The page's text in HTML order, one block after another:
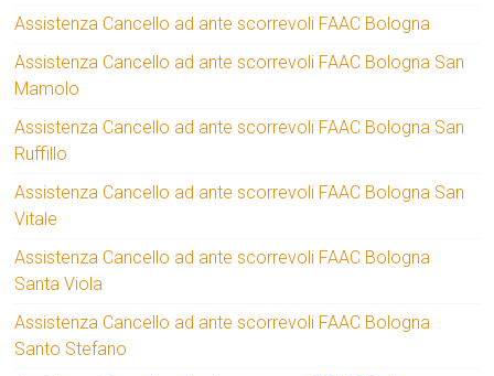
Assistenza Cancello ad ante scorrevoli FAAC Bologna
Assistenza Cancello ad ante scorrevoli FAAC Bologna San
Mamolo
Assistenza Cancello ad ante scorrevoli FAAC Bologna San
Ruffillo
Assistenza Cancello ad ante scorrevoli FAAC Bologna San
Vitale
Assistenza Cancello ad ante scorrevoli FAAC Bologna
Santa Viola
Assistenza Cancello ad ante scorrevoli FAAC Bologna
Santo Stefano